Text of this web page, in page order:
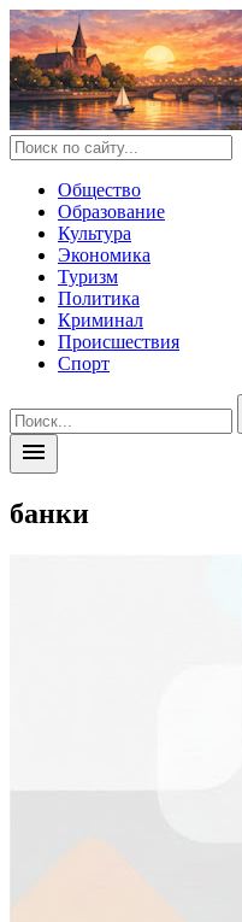
Общество
Образование
Культура
Экономика
Туризм
Политика
Криминал
Происшествия
Спорт
menu
банки